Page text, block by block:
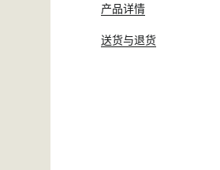
产品详情
送货与退货